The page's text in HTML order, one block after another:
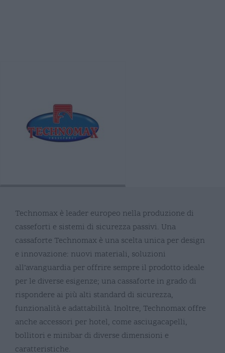
Technomax è leader europeo nella produzione di
casseforti e sistemi di sicurezza passivi. Una
cassaforte Technomax è una scelta unica per design
e innovazione: nuovi materiali, soluzioni
all’avanguardia per offrire sempre il prodotto ideale
per le diverse esigenze; una cassaforte in grado di
rispondere ai più alti standard di sicurezza,
funzionalità e adattabilità. Inoltre, Technomax offre
anche accessori per hotel, come asciugacapelli,
bollitori e minibar di diverse dimensioni e
caratteristiche.